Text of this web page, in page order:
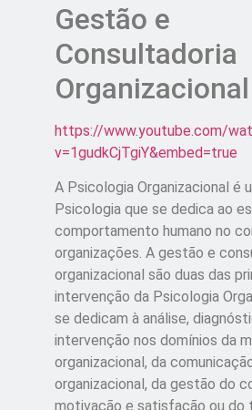
Gestão e
Consultadoria
Organizacional
https://www.youtube.com/
v=1gudkCjTgiY&embed=true
A Psicologia Organizacional é
Psicologia que se dedica ao
comportamento humano no
organizações. A gestão e
organizacional são duas das
intervenção da Psicologia
se dedicam à análise,
intervenção nos domínios da
organizacional, da
organizacional, da gestão do
motivação e satisfação ou do